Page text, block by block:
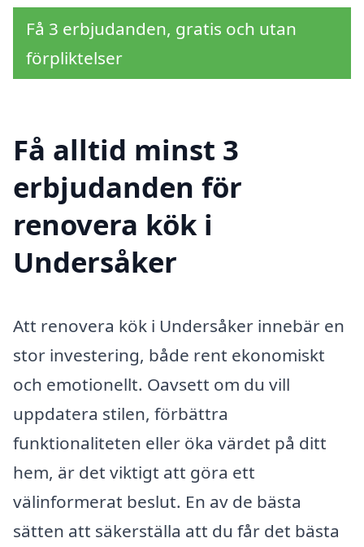
Få 3 erbjudanden, gratis och utan
förpliktelser
Få alltid minst 3
erbjudanden för
renovera kök i
Undersåker
Att renovera kök i Undersåker innebär en
stor investering, både rent ekonomiskt
och emotionellt. Oavsett om du vill
uppdatera stilen, förbättra
funktionaliteten eller öka värdet på ditt
hem, är det viktigt att göra ett
välinformerat beslut. En av de bästa
sätten att säkerställa att du får det bästa